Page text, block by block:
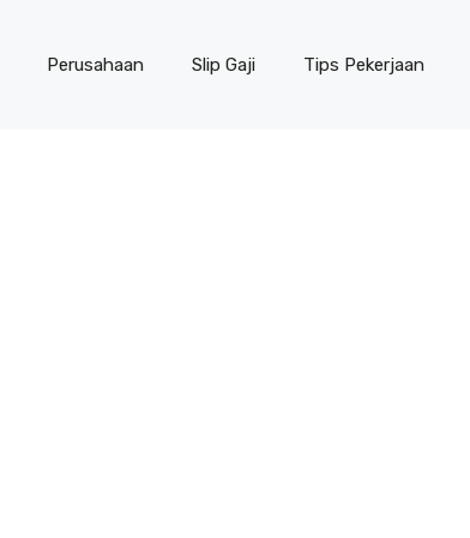
Perusahaan Slip Gaji Tips Pekerjaan